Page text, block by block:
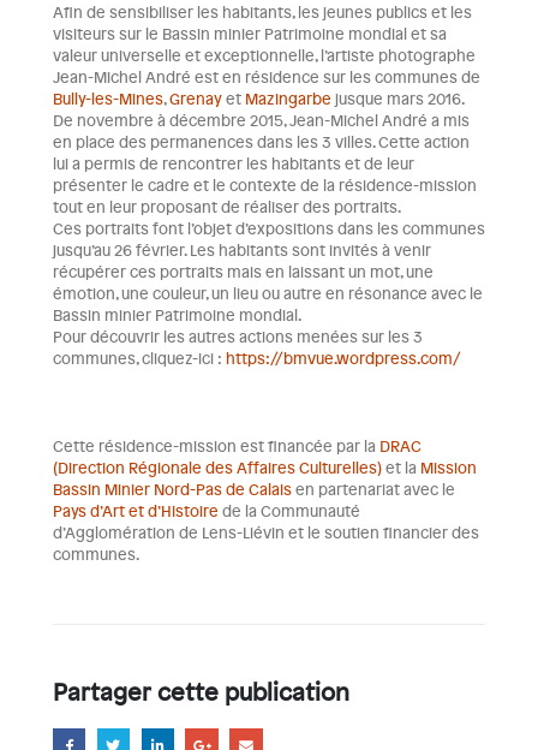
Afin de sensibiliser les habitants, les jeunes publics et les
visiteurs sur le Bassin minier Patrimoine mondial et sa
valeur universelle et exceptionnelle, l’artiste photographe
Jean-Michel André est en résidence sur les communes de
Bully-les-Mines,Grenayet Mazingarbe jusque mars 2016.
De novembre à décembre 2015, Jean-Michel André a mis
en place des permanences dans les 3 villes. Cette action
lui a permis de rencontrer les habitants et de leur
présenter le cadre et le contexte de la résidence-mission
tout en leur proposant de réaliser des portraits.
Ces portraits font l’objet d’expositions dans les communes
jusqu’au 26 février. Les habitants sont invités à venir
récupérer ces portraits mais en laissant un mot, une
émotion, une couleur, un lieu ou autre en résonance avec le
Bassin minier Patrimoine mondial.
Pour découvrir les autres actions menées sur les 3
communes, cliquez-ici : https://bmvue.wordpress.com/
Cette résidence-mission est financée par la DRAC
(Direction Régionale des Affaires Culturelles)et la Mission
Bassin Minier Nord-Pas de Calaisen partenariat avec le
Pays d’Art et d’Histoire de la Communauté
d’Agglomération de Lens-Liévin et le soutien financier des
communes.
Partager cette publication